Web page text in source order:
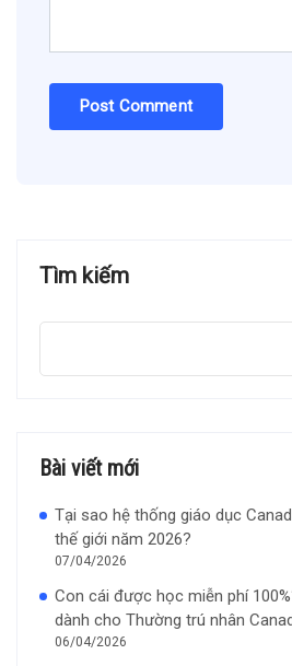
Tìm kiếm
Bài viết mới
Tại sao hệ thống giáo dục
thế giới năm 2026?
07/04/2026
Con cái được học miễn phí
dành cho Thường trú nhân
06/04/2026